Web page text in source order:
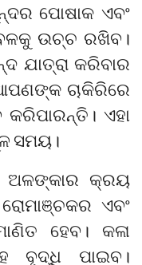
ପୋଷାକ ଏବଂ
ଉଚ୍ଚ ରଖିବ।
ଯାତ୍ରା କରିବାର
ଚାକିରିରେ
ଏହା
ସମୟ।
ଅଳଙ୍କାର କ୍ରୟ
ଏବଂ
ହେବ। କଳା
ବୃଦ୍ଧି ପାଇବ।